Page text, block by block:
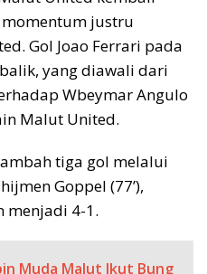
justru
Gol Joao Ferrari pada
yang diawali dari
Wbeymar Angulo
Malut United.
tiga gol melalui
Goppel (77’),
menjadi 4-1.
Muda Malut Ikut Bung